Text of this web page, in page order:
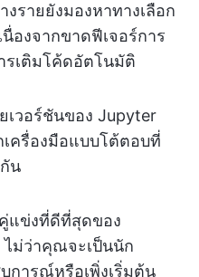
งรายยังมองหาทางเลือก
องจากขาดฟีเจอร์การ
รเติมโค้ดอัตโนมัติ
วอร์ชันของ Jupyter
ครื่องมือแบบโต้ตอบที่
น
แข่งที่ดีที่สุดของ
ไม่ว่าคุณจะเป็นนัก
การณ์หรือเพิ่งเริ่มต้น